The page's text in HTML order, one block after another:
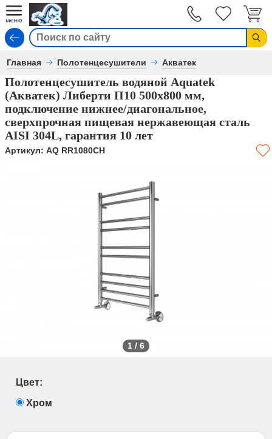
Главная Полотенцесушители Акватек
Полотенцесушитель водяной Aquatek
(Акватек) Либерти П10 500х800 мм,
подключение нижнее/диагональное,
сверхпрочная пищевая нержавеющая сталь
AISI 304L, гарантия 10 лет
Артикул: AQ RR1080CH
1 / 6
Цвет:
Хром